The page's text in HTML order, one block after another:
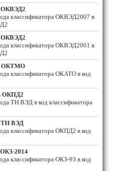
классификатора ОКВЭД2007 в
классификатора ОКВЭД2001 в
ОКТМО
классификатора ОКАТО в код
ОКПД2
ТН ВЭД в код классификатора
ВЭД
классификатора ОКПД2 в код
2014
классификатора ОКЗ-93 в код